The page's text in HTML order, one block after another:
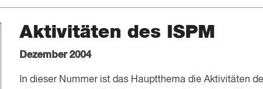
Aktivitäten des ISPM
Dezember 2004
In dieser Nummer ist das Hauptthema die Aktivitäten